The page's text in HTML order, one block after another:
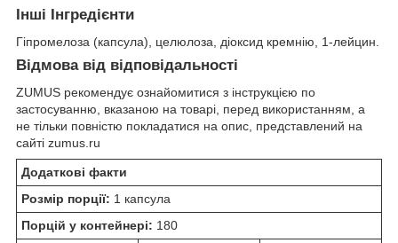
Інші Інгредієнти
Гіпромелоза (капсула), целюлоза, діоксид кремнію, 1-лейцин.
Відмова від відповідальності
ZUMUS рекомендує ознайомитися з інструкцією по
застосуванню, вказаною на товарі, перед використанням, а
не тільки повністю покладатися на опис, представлений на
сайті zumus.ru
Додаткові факти
Розмір порції: 1 капсула
Порцій у контейнері: 180